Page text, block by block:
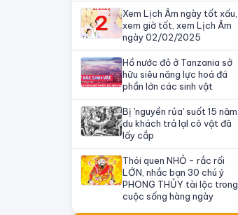
Xem Lịch Âm ngày tốt xấu,
xem giờ tốt, xem Lịch Âm
ngày 02/02/2025
Hồ nước đỏ ở Tanzania sở
hữu siêu năng lực hoá đá
phần lớn các sinh vật
Bị 'nguyền rủa' suốt 15 năm,
du khách trả lạI cô vật đã
lấy cắp
Thói quen NHỎ - rắc rối
LỚN, nhắc bạn 30 chú ý
PHONG THỦY tài lộc trong
cuộc sống hàng ngày